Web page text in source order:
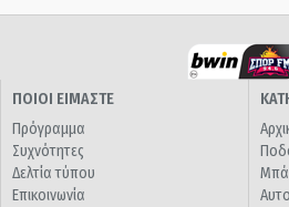
ΠΟΙΟΙ ΕΙΜΑΣΤΕ
Πρόγραμμα
Συχνότητες
Δελτία τύπου
Επικοινωνία